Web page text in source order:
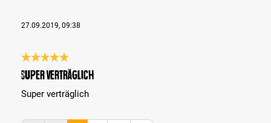
27.09.2019, 09:38
Reseña con calificación de 5 de 5 estrellas
Super verträglich
Super verträglich